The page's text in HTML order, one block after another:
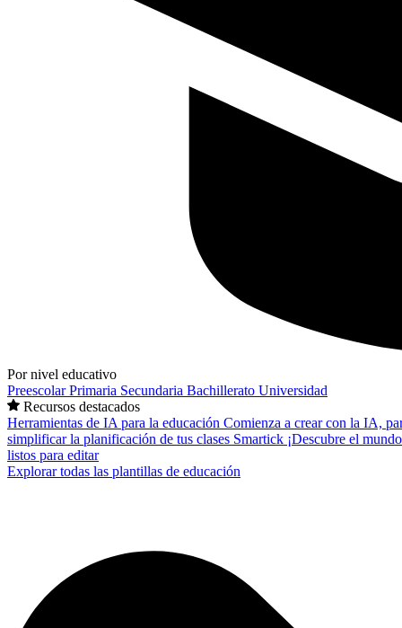
Por nivel educativo
PreescolarPrimaria Secundaria Bachillerato Universidad
Recursos destacados
Herramientas de IA para la educación Comienza a crear con la IA,
simplificar la planificación de tus clases Smartick ¡Descubre el
listos para editar
Explorar todas las plantillas de educación